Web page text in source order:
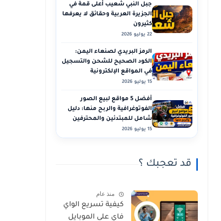
جبل النبي شعيب أعلى قمة في
الجزيرة العربية وحقائق لا يعرفها
كثيرون
22 يوليو 2026
الرمز البريدي لصنعاء اليمن:
الكود الصحيح للشحن والتسجيل
في المواقع الإلكترونية
15 يوليو 2026
أفضل 5 مواقع لبيع الصور
الفوتوغرافية والربح منها: دليل
شامل للمبتدئين والمحترفين
15 يوليو 2026
قد تعجبك ؟
منذ عام
كيفية تسريع الواي
فاي على الموبايل